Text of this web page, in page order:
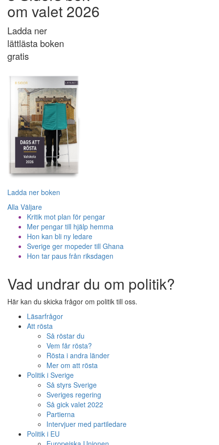
om valet 2026
Ladda ner
lättlästa boken
gratis
Ladda ner boken
Alla Väljare
Kritik mot plan för pengar
Mer pengar till hjälp hemma
Hon kan bli ny ledare
Sverige ger mopeder till Ghana
Hon tar paus från riksdagen
Vad undrar du om politik?
Här kan du skicka frågor om politik till oss.
Läsarfrågor
Att rösta
Så röstar du
Vem får rösta?
Rösta i andra länder
Mer om att rösta
Politik i Sverige
Så styrs Sverige
Sveriges regering
Så gick valet 2022
Partierna
Intervjuer med partiledare
Politik i EU